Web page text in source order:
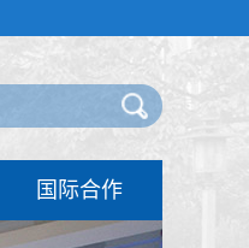
国际合作